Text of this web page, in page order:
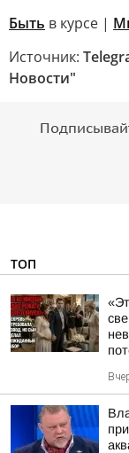
Быть в курсе |
Источник:
Новости"
ТОП